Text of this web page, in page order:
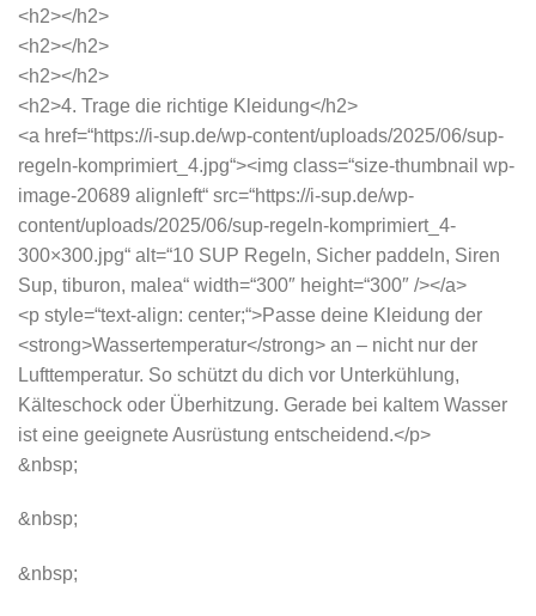
<h2></h2>
<h2></h2>
<h2></h2>
<h2>4. Trage die richtige Kleidung</h2>
<a href=“https://i-sup.de/wp-content/uploads/2025/06/sup-
regeln-komprimiert_4.jpg“><img class=“size-thumbnail wp-
image-20689 alignleft“ src=“https://i-sup.de/wp-
content/uploads/2025/06/sup-regeln-komprimiert_4-
300×300.jpg“ alt=“10 SUP Regeln, Sicher paddeln, Siren
Sup, tiburon, malea“ width=“300″ height=“300″ /></a>
<p style=“text-align: center;“>Passe deine Kleidung der
<strong>Wassertemperatur</strong> an – nicht nur der
Lufttemperatur. So schützt du dich vor Unterkühlung,
Kälteschock oder Überhitzung. Gerade bei kaltem Wasser
ist eine geeignete Ausrüstung entscheidend.</p>
&nbsp;
&nbsp;
&nbsp;